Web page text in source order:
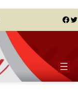
Facebook Twitter